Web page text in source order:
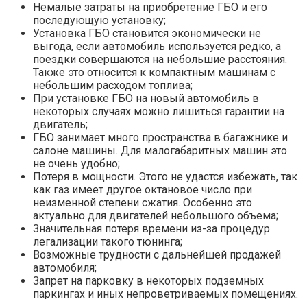
Немалые затраты на приобретение ГБО и его
последующую установку;
Установка ГБО становится экономически не
выгода, если автомобиль используется редко, а
поездки совершаются на небольшие расстояния.
Также это относится к компактным машинам с
небольшим расходом топлива;
При установке ГБО на новый автомобиль в
некоторых случаях можно лишиться гарантии на
двигатель;
ГБО занимает много пространства в багажнике и
салоне машины. Для малогабаритных машин это
не очень удобно;
Потеря в мощности. Этого не удастся избежать, так
как газ имеет другое октановое число при
неизменной степени сжатия. Особенно это
актуально для двигателей небольшого объема;
Значительная потеря времени из-за процедур
легализации такого тюнинга;
Возможные трудности с дальнейшей продажей
автомобиля;
Запрет на парковку в некоторых подземных
паркингах и иных непроветриваемых помещениях.